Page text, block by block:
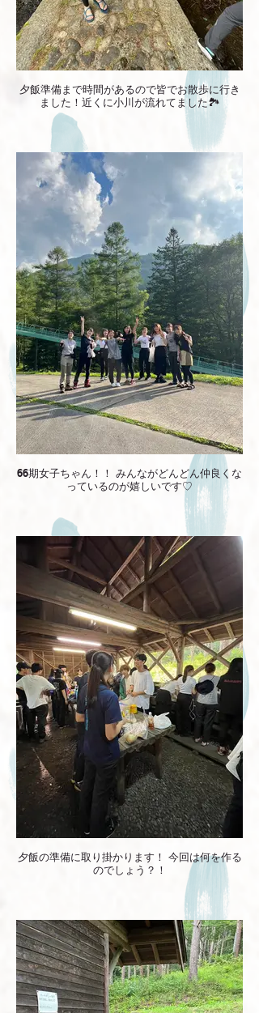
夕飯準備まで時間があるので皆でお散歩に行き
ました！近くに小川が流れてました🏞
66期女子ちゃん！！ みんながどんどん仲良くな
っているのが嬉しいです♡
夕飯の準備に取り掛かります！ 今回は何を作る
のでしょう？！